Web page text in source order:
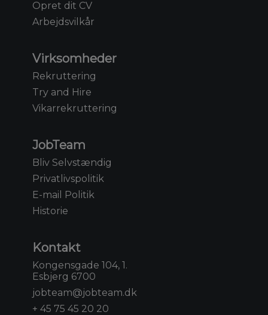
Opret dit CV
Arbejdsvilkår
Virksomheder
Rekruttering
Try and Hire
Vikarrekruttering
JobTeam
Bliv Selvstændig
Privatlivspolitik
E-mail Politik
Historie
Kontakt
Kongensgade 104, 1.
Esbjerg 6700
jobteam@jobteam.dk
+ 45 75 45 20 20